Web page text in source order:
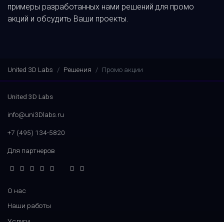
примеры разработанных нами решений для промо
акций и обсудить Ваши проекты.
United 3D Labs Решения Промо акции
United 3D Labs
info@uni3Dlabs.ru
+7 (495) 134-5820
Для партнеров
О нас
Наши работы